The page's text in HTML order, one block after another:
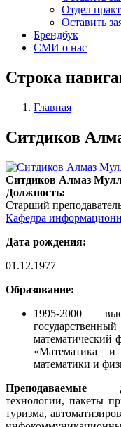
Отдел
Оставить
Брендбук
СМИ о нас
Строка
Главная
Ситдиков
Ситдиков Алмаз
Должность:
Старший
Кафедра
Дата рождения:
01.12.1977
Образование:
1995-2000
математический
«Математика и
математики и
технологии, пакеты
туризма,